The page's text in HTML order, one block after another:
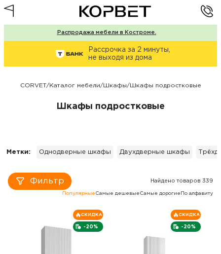
Распродажа мебели в Костроме.
Рассрочка за 2 минуты,
не выходя из дома
CORVET/Каталог мебели/Шкафы/Шкафы подростковые
Шкафы подростковые
Метки: Однодверные шкафы Двухдверные шкафы
Фильтр Найдено товаров 339
Популярные Самые дешевые Самые дорогие По алфавиту
-20%
СКИДКА
-20%
СКИДКА